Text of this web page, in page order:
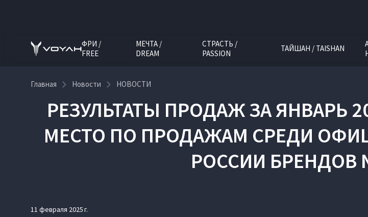
ФРИ /
FREE
МЕЧТА /
DREAM
СТРАСТЬ /
PASSION
ТАЙШАН / TAISHAN
Главная Новости НОВОСТИ
РЕЗУЛЬТАТЫ ПРОДАЖ ЗА ЯНВАРЬ
МЕСТО ПО ПРОДАЖАМ СРЕДИ
РОССИИ БРЕНДОВ
11 февраля 2025 г.